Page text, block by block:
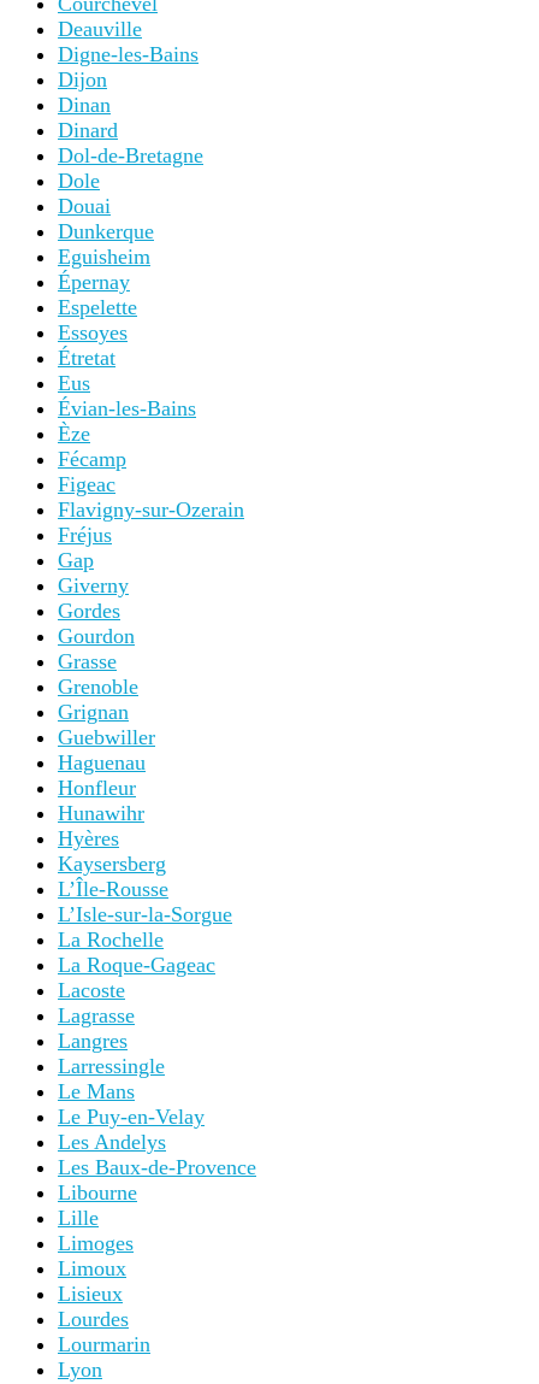
Deauville
Digne-les-Bains
Dijon
Dinan
Dinard
Dol-de-Bretagne
Dole
Douai
Dunkerque
Eguisheim
Épernay
Espelette
Essoyes
Étretat
Eus
Évian-les-Bains
Èze
Fécamp
Figeac
Flavigny-sur-Ozerain
Fréjus
Gap
Giverny
Gordes
Gourdon
Grasse
Grenoble
Grignan
Guebwiller
Haguenau
Honfleur
Hunawihr
Hyères
Kaysersberg
L’Île-Rousse
L’Isle-sur-la-Sorgue
La Rochelle
La Roque-Gageac
Lacoste
Lagrasse
Langres
Larressingle
Le Mans
Le Puy-en-Velay
Les Andelys
Les Baux-de-Provence
Libourne
Lille
Limoges
Limoux
Lisieux
Lourdes
Lourmarin
Lyon